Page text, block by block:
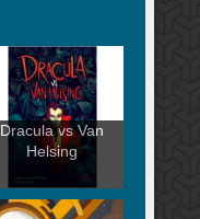
Dracula vs Van
Helsing